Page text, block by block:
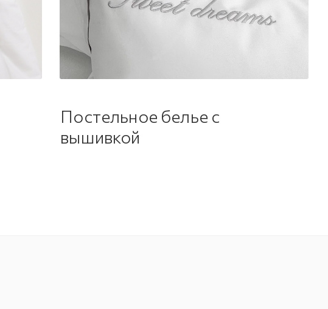
Постельное белье с
вышивкой